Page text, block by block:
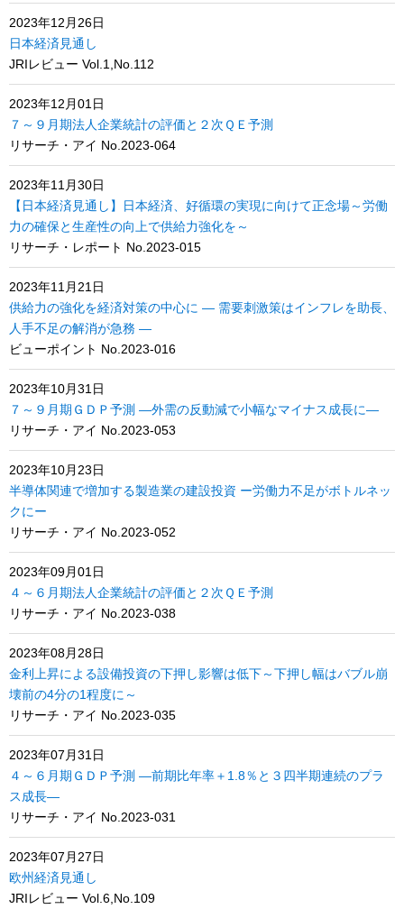
2023年12月26日
日本経済見通し
JRIレビュー Vol.1,No.112
2023年12月01日
７～９月期法人企業統計の評価と２次ＱＥ予測
リサーチ・アイ No.2023-064
2023年11月30日
【日本経済見通し】日本経済、好循環の実現に向けて正念場～労働
力の確保と生産性の向上で供給力強化を～
リサーチ・レポート No.2023-015
2023年11月21日
供給力の強化を経済対策の中心に ― 需要刺激策はインフレを助長、
人手不足の解消が急務 ―
ビューポイント No.2023-016
2023年10月31日
７～９月期ＧＤＰ予測 ―外需の反動減で小幅なマイナス成長に―
リサーチ・アイ No.2023-053
2023年10月23日
半導体関連で増加する製造業の建設投資 ー労働力不足がボトルネッ
クにー
リサーチ・アイ No.2023-052
2023年09月01日
４～６月期法人企業統計の評価と２次ＱＥ予測
リサーチ・アイ No.2023-038
2023年08月28日
金利上昇による設備投資の下押し影響は低下～下押し幅はバブル崩
壊前の4分の1程度に～
リサーチ・アイ No.2023-035
2023年07月31日
４～６月期ＧＤＰ予測 ―前期比年率＋1.8％と３四半期連続のプラ
ス成長―
リサーチ・アイ No.2023-031
2023年07月27日
欧州経済見通し
JRIレビュー Vol.6,No.109